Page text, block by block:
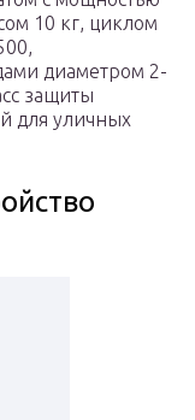
10 кг, циклом
диаметром 2-
защиты
для уличных